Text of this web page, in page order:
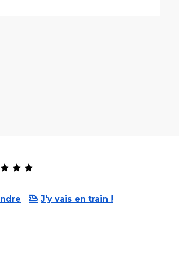
J'y vais en train !